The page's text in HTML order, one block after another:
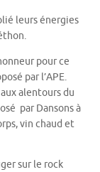
leurs énergies
pour ce
par l’APE.
alentours du
par Dansons à
vin chaud et
sur le rock